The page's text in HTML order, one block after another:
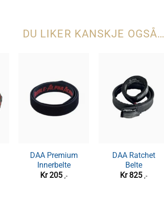
DAA EHP27
Hørselvern
Kr1 249 ,-
DAA Deluxe
Magazine Pouch
Kr359 ,-
DU LIKER KANSKJE OGSÅ…
DAA Premium
Innerbelte
Kr205 ,-
DAA Ratchet
Belte
Kr 825 ,-